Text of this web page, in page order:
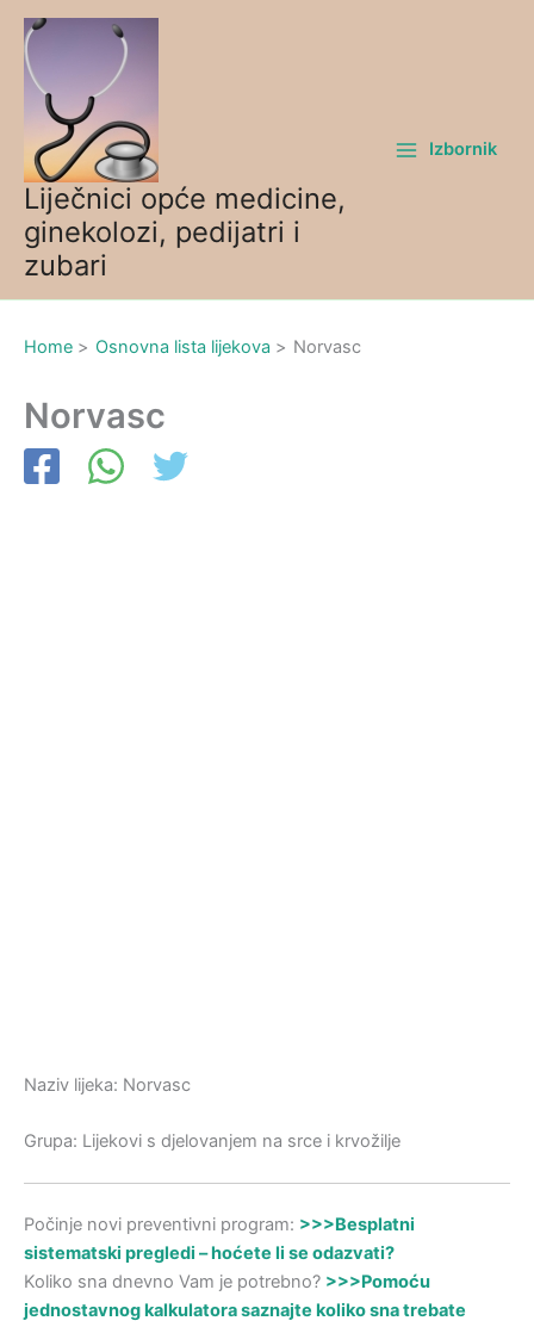
Skip
content
Liječnici opće medicine,
ginekolozi, pedijatri i
zubari
Izbornik
Home Osnovna lista lijekova Norvasc
Norvasc
Naziv lijeka: Norvasc
Grupa: Lijekovi s djelovanjem na srce i krvožilje
Počinje novi preventivni program: >>>Besplatni
sistematski pregledi – hoćete li se odazvati?
Koliko sna dnevno Vam je potrebno? >>>Pomoću
jednostavnog kalkulatora saznajte koliko sna trebate